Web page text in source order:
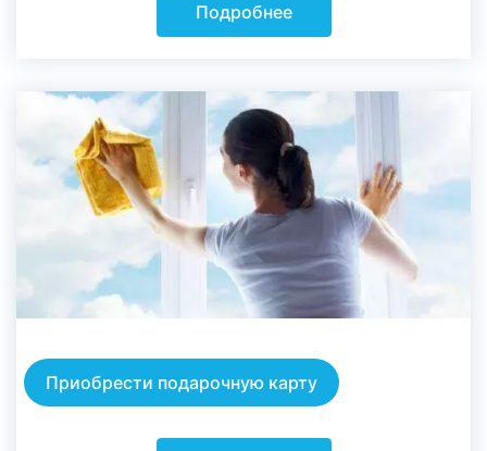
Подробнее
Приобрести подарочную карту